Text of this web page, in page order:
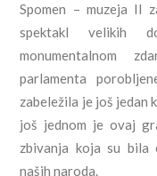
Spomen – muzeja II
spektakl velikih
monumentalnom
parlamenta
zabeležila je još jedan
još jednom je ovaj
zbivanja koja su bila
naših naroda.